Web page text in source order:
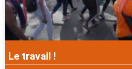
Le travail !